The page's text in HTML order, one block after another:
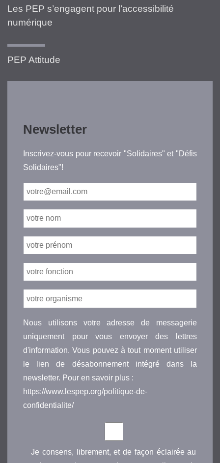
Les PEP s’engagent pour l’accessibilité
numérique
PEP Attitude
Newsletter
Inscrivez-vous pour recevoir "Solidaires" et "Défis
Solidaires"!
Nous utilisons votre adresse de messagerie
uniquement pour vous envoyer des lettres
d'information. Vous pouvez à tout moment utiliser
le lien de désabonnement intégré dans la
newsletter. Pour en savoir plus :
https://www.lespep.org/politique-de-
confidentialite/
Je consens, librement, et de façon éclairée au